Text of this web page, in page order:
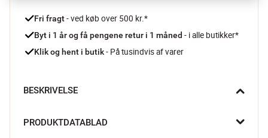
Fri fragt - ved køb over 500 kr.*
Byt i 1 år og få pengene retur i 1 måned - i alle butikker*
Klik og hent i butik - På tusindvis af varer
BESKRIVELSE
BOYHOOD kommer med præcis den fjollede energi, man
PRODUKTDATABLAD